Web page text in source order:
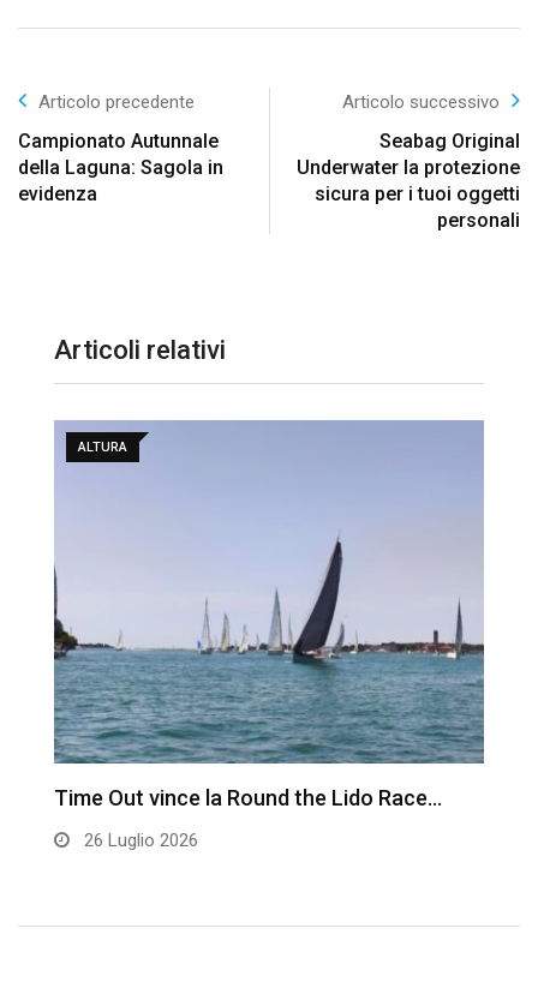
Articolo precedente
Campionato Autunnale
della Laguna: Sagola in
evidenza
Articolo successivo
Seabag Original
Underwater la protezione
sicura per i tuoi oggetti
personali
Articoli relativi
ALTURA
Time Out vince la Round the Lido Race…
26 Luglio 2026